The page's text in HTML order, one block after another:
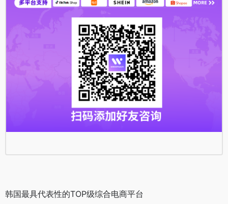
韩国最具代表性的TOP级综合电商平台